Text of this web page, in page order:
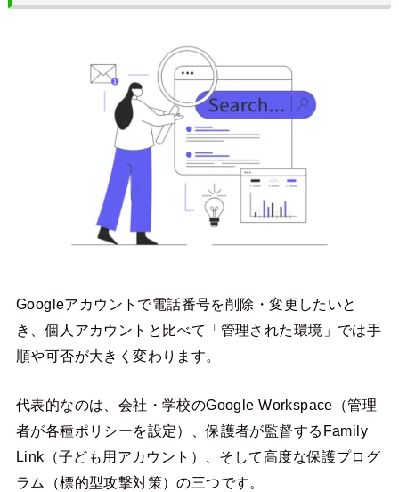
Googleアカウントで電話番号を削除・変更したいと
き、個人アカウントと比べて「管理された環境」では手
順や可否が大きく変わります。
代表的なのは、会社・学校のGoogle Workspace（管理
者が各種ポリシーを設定）、保護者が監督するFamily
Link（子ども用アカウント）、そして高度な保護プログ
ラム（標的型攻撃対策）の三つです。